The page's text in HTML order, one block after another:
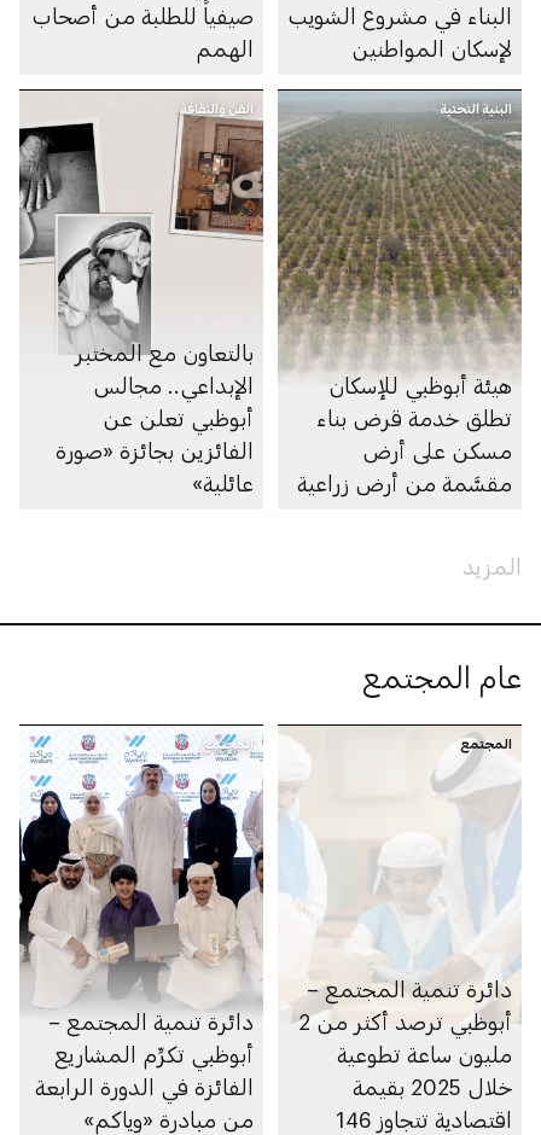
البناء في مشروع الشويب
لإسكان المواطنين
صيفياً للطلبة من أصحاب
الهمم
البنية التحتية
هيئة أبوظبي للإسكان
تطلق خدمة قرض بناء
مسكن على أرض
مقسَّمة من أرض زراعية
الفن والثقافة
بالتعاون مع المختبر
الإبداعي.. مجالس
أبوظبي تعلن عن
الفائزين بجائزة «صورة
عائلية»
المزيد
عام المجتمع
المجتمع
دائرة تنمية المجتمع –
أبوظبي ترصد أكثر من 2
مليون ساعة تطوعية
خلال 2025 بقيمة
اقتصادية تتجاوز 146
المجتمع
دائرة تنمية المجتمع –
أبوظبي تكرِّم المشاريع
الفائزة في الدورة الرابعة
من مبادرة «وياكم»